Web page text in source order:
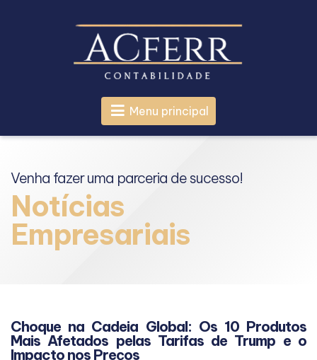
Menu principal
Venha fazer uma parceria de sucesso!
Notícias
Empresariais
Choque na Cadeia Global: Os 10 Produtos
Mais Afetados pelas Tarifas de Trump e o
Impacto nos Preços